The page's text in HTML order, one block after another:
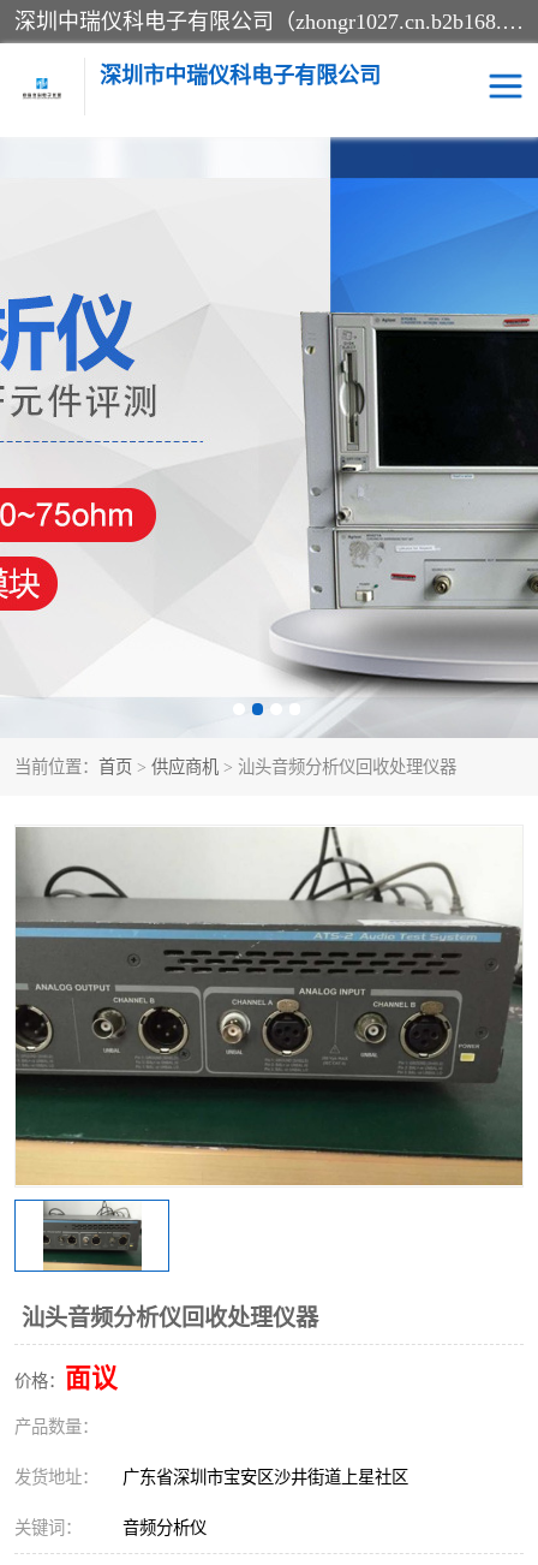
深圳中瑞仪科电子有限公司（zhongr1027.cn.b2b168.com）主要从事回收二手仪器，工厂仪器，回收示波器，KeysightE4980A，FLUKE754，MT8852B，IFR3920，Agilent N4010A，MT8852B等业务，全国统一热线：13570873835。深圳中瑞仪科电子有限公司整批或单出，专业评估高价回收工厂闲置仪器。
深圳市中瑞仪科电子有限公司
当前位置： 首页 > 供应商机 > 汕头音频分析仪回收处理仪器
汕头音频分析仪回收处理仪器
价格： 面议
产品数量：
发货地址： 广东省深圳市宝安区沙井街道上星社区
关键词： 音频分析仪
电阻-功率计 频谱分析仪
万用表 综合测试仪
蓝牙测试仪 网络分析仪
过程校验仪 电桥测试仪
泰克示波器 电池测试仪
函数信号发生器
校准件
阻抗分析仪